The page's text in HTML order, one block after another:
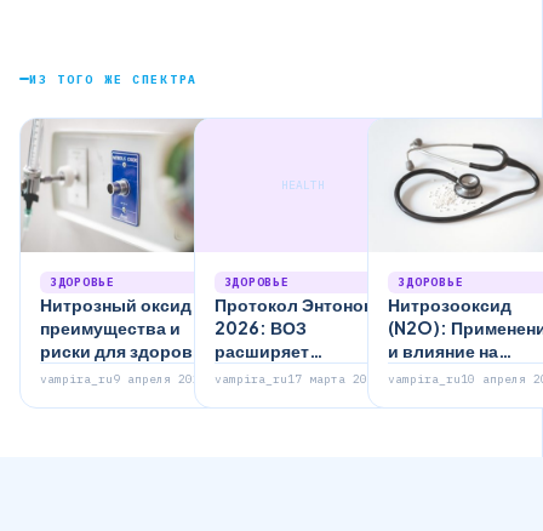
ИЗ ТОГО ЖЕ СПЕКТРА
ЗДОРОВЬЕ
Нитрозный оксид:
преимущества и
риски для здоровья
vampira_ru9 апреля 2026
HEALTH
ЗДОРОВЬЕ
Протокол Энтонокс
2026: ВОЗ
расширяет
показания к
vampira_ru17 марта 2026
ЗДОРОВЬЕ
Нитрозооксид
(N2O):
и влияние на
здоровье
vampira_ru10 апреля